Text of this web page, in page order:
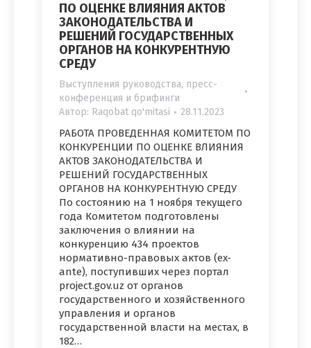
ПО ОЦЕНКЕ ВЛИЯНИЯ АКТОВ
ЗАКОНОДАТЕЛЬСТВА И
РЕШЕНИЙ ГОСУДАРСТВЕННЫХ
ОРГАНОВ НА КОНКУРЕНТНУЮ
СРЕДУ
Выступления руководства, пресс-
конференция и брифинги
Автор: Raqobat qo'mitasi 28.11.2023
РАБОТА ПРОВЕДЕННАЯ КОМИТЕТОМ ПО
КОНКУРЕНЦИИ ПО ОЦЕНКЕ ВЛИЯНИЯ
АКТОВ ЗАКОНОДАТЕЛЬСТВА И
РЕШЕНИЙ ГОСУДАРСТВЕННЫХ
ОРГАНОВ НА КОНКУРЕНТНУЮ СРЕДУ
По состоянию на 1 ноября текущего
года Комитетом подготовлены
заключения о влиянии на
конкуренцию 434 проектов
нормативно-правовых актов (ex-
ante), поступивших через портал
project.gov.uz от органов
государственного и хозяйственного
управления и органов
государственной власти на местах, в
182…